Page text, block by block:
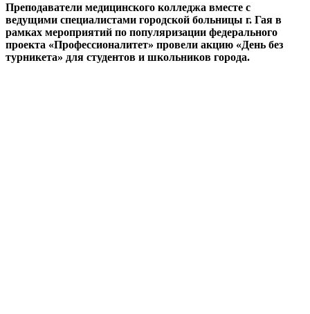
Преподаватели медицинского колледжа вместе с
ведущими специалистами городской больницы г. Гая в
рамках мероприятий по популяризации федерального
проекта «Профессионалитет» провели акцию «День без
турникета» для студентов и школьников города.